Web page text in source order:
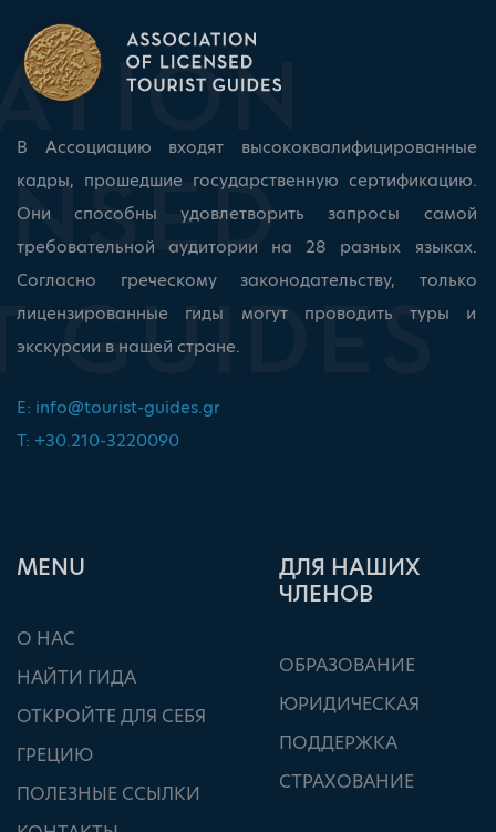
В Ассоциацию входят высококвалифицированные
кадры, прошедшие государственную сертификацию.
Они способны удовлетворить запросы самой
требовательной аудитории на 28 разных языках.
Согласно греческому законодательству, только
лицензированные гиды могут проводить туры и
экскурсии в нашей стране.
E: info@tourist-guides.gr
T: +30.210-3220090
ΜΕΝU
О НАС
НАЙТИ ГИДА
ОТКРОЙТЕ ДЛЯ СЕБЯ
ГРЕЦИЮ
ПОЛЕЗНЫЕ ССЫЛКИ
ДЛЯ НАШИХ
ЧЛЕНОВ
ОБРАЗОВАНИЕ
ЮРИДИЧЕСКАЯ
ПОДДЕРЖКА
СТРАХОВАНИЕ